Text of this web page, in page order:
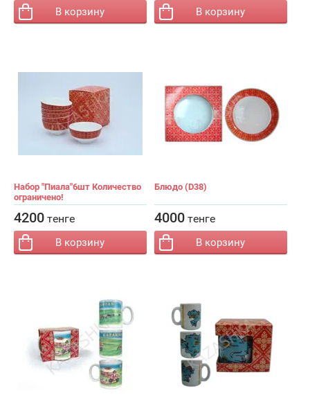
В корзину В корзину
Набор "Пиала"6шт Количество
ограничено!
Кол-во:
4200 тенге
В корзину
Блюдо (D38)
Кол-во:
4000 тенге
В корзину